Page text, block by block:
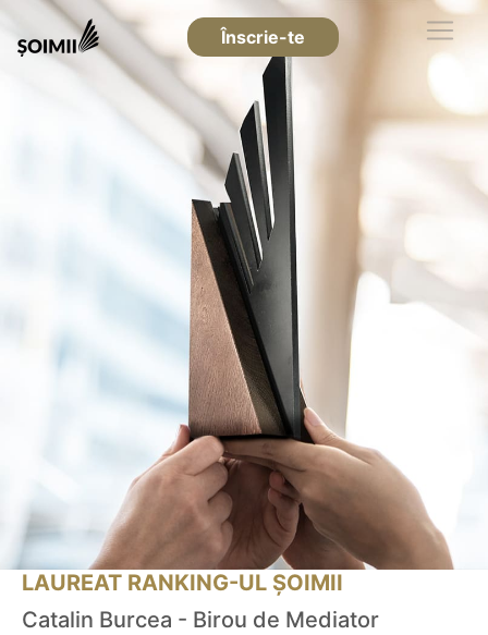
Înscrie-te
LAUREAT RANKING-UL ȘOIMII
Catalin Burcea - Birou de Mediator